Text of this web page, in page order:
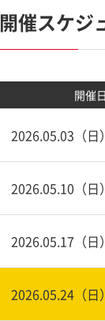
開催スケジ
開催
2026.05.03（日
2026.05.10（日
2026.05.17（日
2026.05.24（日